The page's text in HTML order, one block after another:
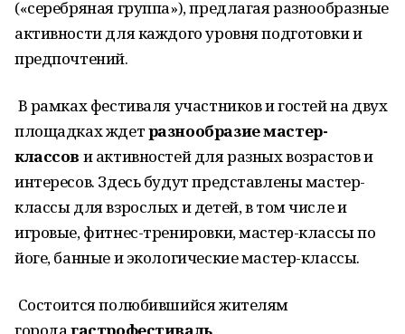
(«серебряная группа»), предлагая разнообразные
активности для каждого уровня подготовки и
предпочтений.
В рамках фестиваля участников и гостей на двух
площадках ждетразнообразие мастер-
классов и активностей для разных возрастов и
интересов. Здесь будут представлены мастер-
классы для взрослых и детей, в том числе и
игровые, фитнес-тренировки, мастер-классы по
йоге, банные и экологические мастер-классы.
Состоится полюбившийся жителям